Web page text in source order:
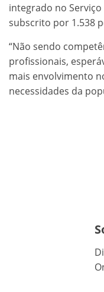
integrado no Serviço
subscrito por 1.538
“Não sendo
profissionais,
mais envolvimento
necessidades da